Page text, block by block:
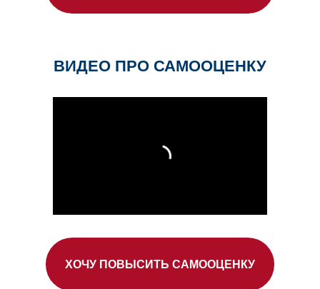
ВИДЕО ПРО САМООЦЕНКУ
ХОЧУ ПОВЫСИТЬ САМООЦЕНКУ